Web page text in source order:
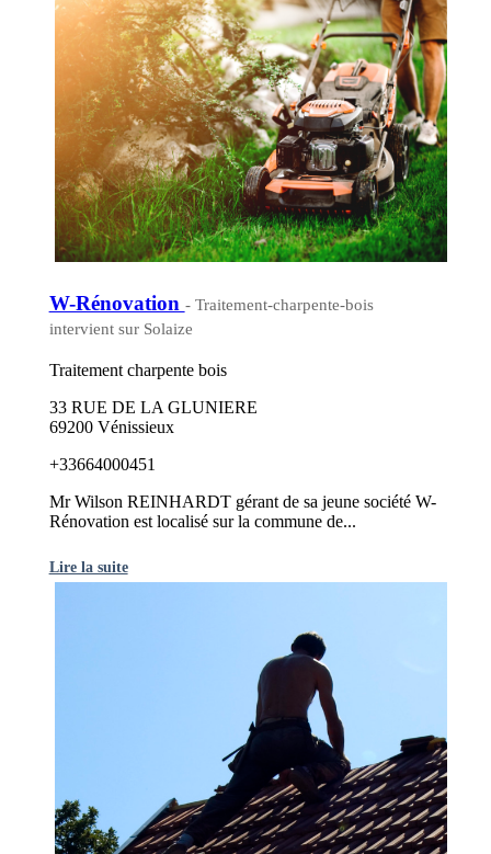
W-Rénovation - Traitement-charpente-bois
intervient sur Solaize
Traitement charpente bois
33 RUE DE LA GLUNIERE
69200 Vénissieux
+33664000451
Mr Wilson REINHARDT gérant de sa jeune société W-
Rénovation est localisé sur la commune de...
Lire la suite